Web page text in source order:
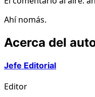
Ahí nomás.
Acerca del
Jefe Editorial
Editor